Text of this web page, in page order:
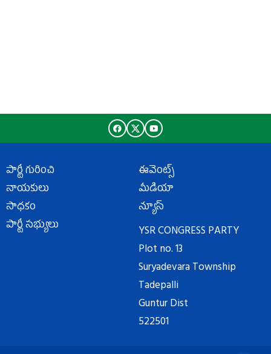
పార్టీ గురించి
నాయకులు
సాధకం
పార్టీ సభ్యులు
ఈవెంట్స్
మీడియా
న్యూస్
YSR CONGRESS PARTY
Plot no. 13
Suryadevara Township
Tadepalli
Guntur Dist
522501